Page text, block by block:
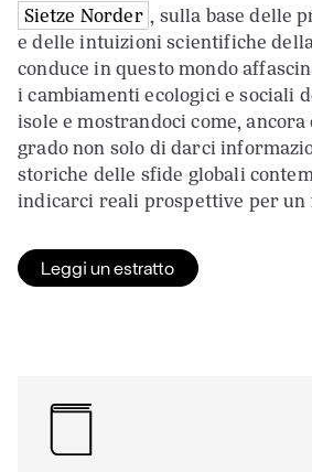
Sietze Norder , sulla base delle
e delle intuizioni scientifiche
conduce in questo mondo
i cambiamenti ecologici e sociali
isole e mostrandoci come,
grado non solo di darci
storiche delle sfide globali
indicarci reali prospettive per
Leggi un estratto